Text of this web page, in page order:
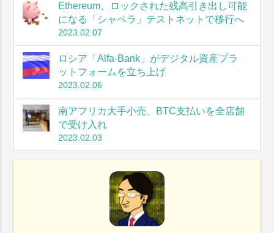
Ethereum、ロックされた残高引き出し可能
になる「シャペラ」テストネットで移行へ
2023.02.07
ロシア「Alfa-Bank」がデジタル資産プラ
ットフォームを立ち上げ
2023.02.06
南アフリカ大手小売、BTC支払いを全店舗
で受け入れ
2023.02.03